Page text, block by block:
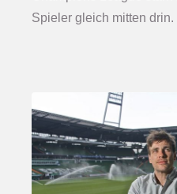
Spieler gleich mitten drin.